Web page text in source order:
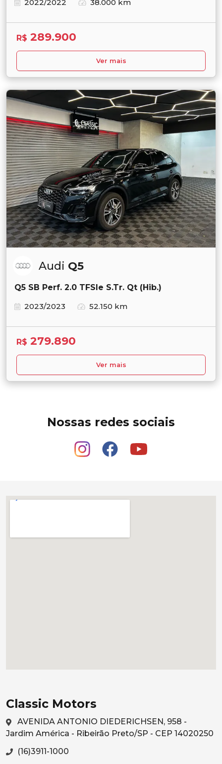
2022/2022
38.000 km
R$ 289.900
Ver mais
Audi Q5
Q5 SB Perf. 2.0 TFSIe S.Tr. Qt (Hib.)
2023/2023
52.150 km
R$ 279.890
Ver mais
Nossas redes sociais
Classic Motors
AVENIDA ANTONIO DIEDERICHSEN, 958 -
Jardim América - Ribeirão Preto/SP - CEP 14020250
(16)3911-1000